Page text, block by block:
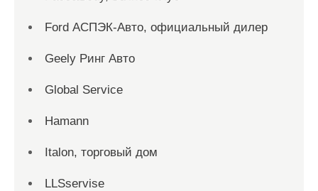
Ford АСПЭК-Авто, официальный дилер
Geely Ринг Авто
Global Service
Hamann
Italon, торговый дом
LLSservise